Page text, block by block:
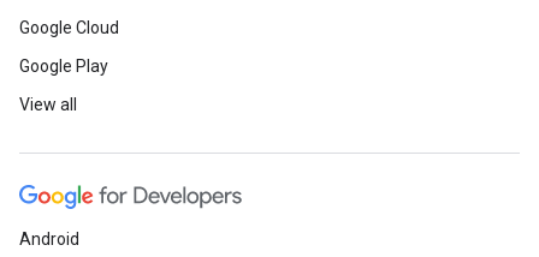
Google Cloud
Google Play
View all
Android